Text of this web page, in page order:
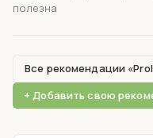
полезна
Все рекомендации
+ Добавить свою